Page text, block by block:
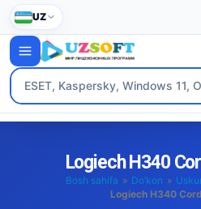
UZ
Logiech H340
Bosh sahifa » Do’kon »
Logiech H340